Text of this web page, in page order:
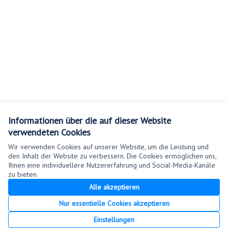
Informationen über die auf dieser Website
verwendeten Cookies
Wir verwenden Cookies auf unserer Website, um die Leistung und
den Inhalt der Website zu verbessern. Die Cookies ermöglichen uns,
Ihnen eine individuellere Nutzererfahrung und Social-Media-Kanäle
zu bieten.
Alle akzeptieren
Nur essentielle Cookies akzeptieren
Einstellungen
Nutzungsbedingungen
Cookie Einstellungen
Website mitfreier Software erstellt .
Creative
(Externer